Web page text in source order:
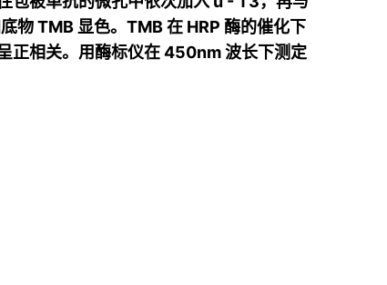
物 TMB 显色。TMB 在 HRP 酶的催化下
正相关。用酶标仪在 450nm 波长下测定